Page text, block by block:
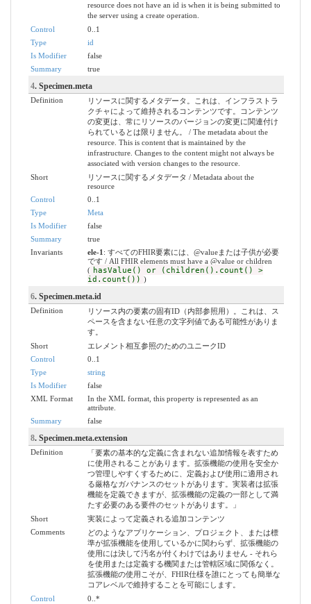
resource does not have an id is when it is being submitted to
the server using a create operation.
Control
0..1
Type
id
Is Modifier
false
Summary
true
4. Specimen.meta
Definition
リソースに関するメタデータ。これは、インフラストラ
クチャによって維持されるコンテンツです。コンテンツ
の変更は、常にリソースのバージョンの変更に関連付け
られているとは限りません。 / The metadata about the
resource. This is content that is maintained by the
infrastructure. Changes to the content might not always be
associated with version changes to the resource.
Short
リソースに関するメタデータ / Metadata about the
resource
Control
0..1
Type
Meta
Is Modifier
false
Summary
true
Invariants
ele-1 : すべてのFHIR要素には、@valueまたは子供が必要
です / All FHIR elements must have a @value or children
( hasValue() or (children().count() >
id.count()) )
6. Specimen.meta.id
Definition
リソース内の要素の固有ID（内部参照用）。これは、ス
ペースを含まない任意の文字列値である可能性がありま
す。
Short
エレメント相互参照のためのユニークID
Control
0..1
Type
string
Is Modifier
false
XML Format
In the XML format, this property is represented as an
attribute.
Summary
false
8. Specimen.meta.extension
Definition
「要素の基本的な定義に含まれない追加情報を表すため
に使用されることがあります。拡張機能の使用を安全か
つ管理しやすくするために、定義および使用に適用され
る厳格なガバナンスのセットがあります。実装者は拡張
機能を定義できますが、拡張機能の定義の一部として満
たす必要のある要件のセットがあります。」
Short
実装によって定義される追加コンテンツ
Comments
どのようなアプリケーション、プロジェクト、または標
準が拡張機能を使用しているかに関わらず、拡張機能の
使用には決して汚名が付くわけではありません - それら
を使用または定義する機関または管轄区域に関係なく。
拡張機能の使用こそが、FHIR仕様を誰にとっても簡単な
コアレベルで維持することを可能にします。
Control
0..*